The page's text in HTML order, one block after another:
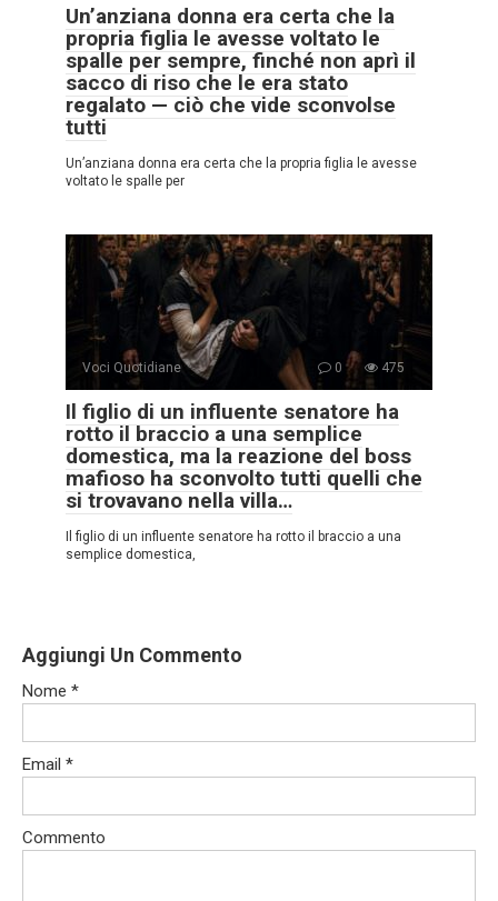
Un’anziana donna era certa che la
propria figlia le avesse voltato le
spalle per sempre, finché non aprì il
sacco di riso che le era stato
regalato — ciò che vide sconvolse
tutti
Un’anziana donna era certa che la propria figlia le avesse
voltato le spalle per
Voci Quotidiane 0 475
Il figlio di un influente senatore ha
rotto il braccio a una semplice
domestica, ma la reazione del boss
mafioso ha sconvolto tutti quelli che
si trovavano nella villa…
Il figlio di un influente senatore ha rotto il braccio a una
semplice domestica,
Aggiungi Un Commento
Nome *
Email *
Commento